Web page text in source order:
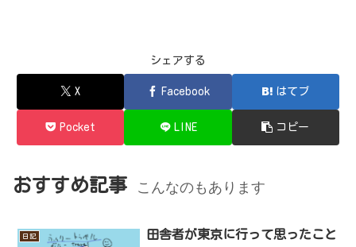
シェアする
X Facebook はてブ
Pocket LINE コピー
おすすめ記事 こんなのもあります
日記 田舎者が東京に行って思ったこと